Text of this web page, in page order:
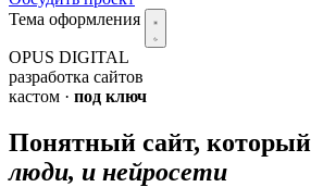
Тема оформления
OPUS DIGITAL
разработка сайтов
кастом · под ключ
Понятный сайт, который
люди, и нейросети